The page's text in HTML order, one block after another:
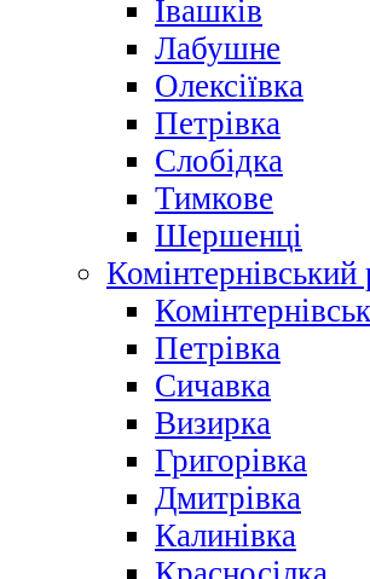
Івашків
Лабушне
Олексіївка
Петрівка
Слобідка
Тимкове
Шершенці
Комінтернівський
Петрівка
Сичавка
Визирка
Григорівка
Дмитрівка
Калинівка